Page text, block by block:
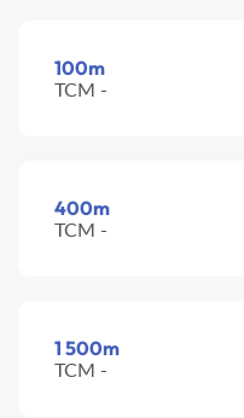
100m
TCM -
400m
TCM -
1 500m
TCM -